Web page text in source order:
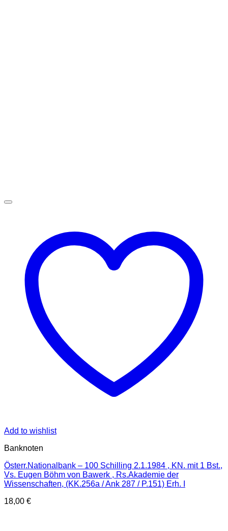
Add to wishlist
Banknoten
Österr.Nationalbank – 100 Schilling 2.1.1984 , KN. mit 1 Bst.,
Vs. Eugen Böhm von Bawerk , Rs.Akademie der
Wissenschaften, (KK.256a / Ank 287 / P.151) Erh. I
18,00 €